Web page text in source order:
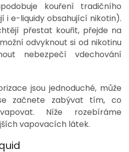
kouření tradičního
i e-liquidy obsahující nikotin).
přestat kouřit, přejde na
odvyknout si od nikotinu
nebezpečí vdechování
jsou jednoduché, může
začnete zabývat tím, co
Níže rozebíráme
vapovacích látek.